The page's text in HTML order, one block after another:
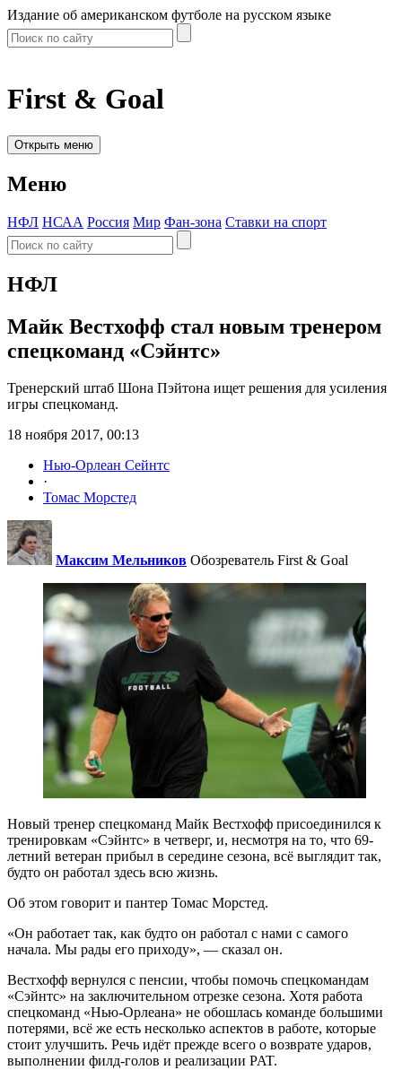
Издание об американском футболе на русском языке
First & Goal
Открыть меню
Меню
НФЛ НСАА Россия Мир Фан-зона Ставки на спорт
НФЛ
Майк Вестхофф стал новым тренером
спецкоманд «Сэйнтс»
Тренерский штаб Шона Пэйтона ищет решения для усиления
игры спецкоманд.
18 ноября 2017, 00:13
Нью-Орлеан Сейнтс
·
Томас Морстед
Максим Мельников Обозреватель First & Goal
Новый тренер спецкоманд Майк Вестхофф присоединился к
тренировкам «Сэйнтс» в четверг, и, несмотря на то, что 69-
летний ветеран прибыл в середине сезона, всё выглядит так,
будто он работал здесь всю жизнь.
Об этом говорит и пантер Томас Морстед.
«Он работает так, как будто он работал с нами с самого
начала. Мы рады его приходу», — сказал он.
Вестхофф вернулся с пенсии, чтобы помочь спецкомандам
«Сэйнтс» на заключительном отрезке сезона. Хотя работа
спецкоманд «Нью-Орлеана» не обошлась команде большими
потерями, всё же есть несколько аспектов в работе, которые
стоит улучшить. Речь идёт прежде всего о возврате ударов,
выполнении филд-голов и реализации PAT.